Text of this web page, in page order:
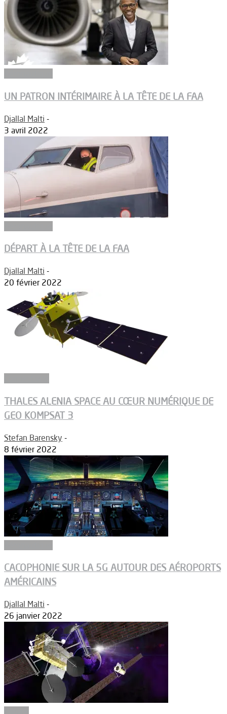
UN PATRON INTÉRIMAIRE À LA TÊTE DE LA FAA
Djallal Malti -
3 avril 2022
DÉPART À LA TÊTE DE LA FAA
Djallal Malti -
20 février 2022
THALES ALENIA SPACE AU CŒUR NUMÉRIQUE DE
GEO KOMPSAT 3
Stefan Barensky -
8 février 2022
CACOPHONIE SUR LA 5G AUTOUR DES AÉROPORTS
AMÉRICAINS
Djallal Malti -
26 janvier 2022